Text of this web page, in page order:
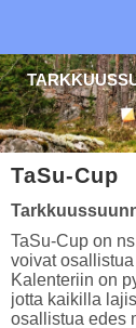
TaSu-Cup
TaSu-Cup on
voivat
Kalenteriin on
jotta kaikilla
osallistua edes